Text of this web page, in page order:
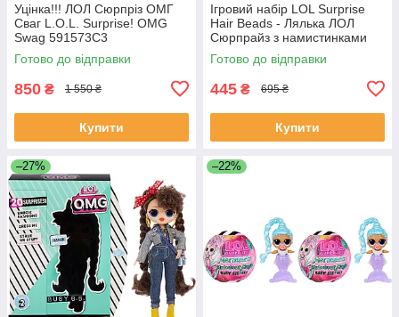
Уцінка!!! ЛОЛ Сюрпріз ОМГ
Сваг L.O.L. Surprise! OMG
Swag 591573C3
Готово до відправки
850 ₴ 1 550 ₴
Купити
Ігровий набір LOL Surprise
Hair Beads - Лялька ЛОЛ
Сюрпрайз з намистинками
для волосся
Готово до відправки
445 ₴ 695 ₴
Купити
–27% –22%